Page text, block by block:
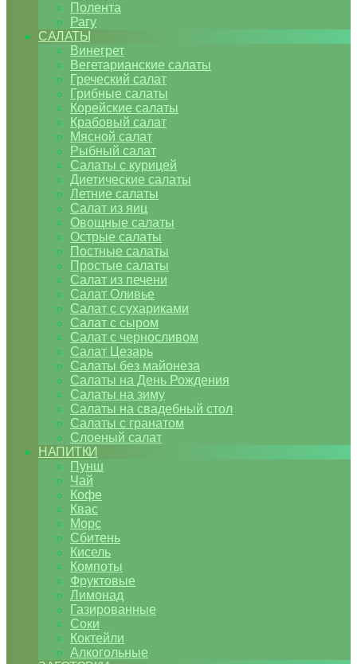
Полента
Рагу
САЛАТЫ
Винегрет
Вегетарианские салаты
Греческий салат
Грибные салаты
Корейские салаты
Крабовый салат
Мясной салат
Рыбный салат
Салаты с курицей
Диетические салаты
Летние салаты
Салат из яиц
Овощные салаты
Острые салаты
Постные салаты
Простые салаты
Салат из печени
Салат Оливье
Салат с сухариками
Салат с сыром
Салат с черносливом
Салат Цезарь
Салаты без майонеза
Салаты на День Рождения
Салаты на зиму
Салаты на свадебный стол
Салаты с гранатом
Слоеный салат
НАПИТКИ
Пунш
Чай
Кофе
Квас
Морс
Сбитень
Кисель
Компоты
Фруктовые
Лимонад
Газированные
Соки
Коктейли
Алкогольные